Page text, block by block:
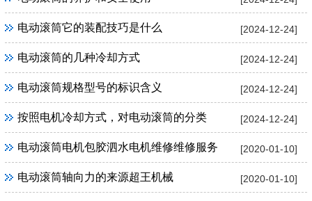
[2024-12-24]
电动滚筒它的装配技巧是什么
[2024-12-24]
电动滚筒的几种冷却方式
[2024-12-24]
电动滚筒规格型号的标识含义
[2024-12-24]
按照电机冷却方式，对电动滚筒的分类
[2020-01-10]
电动滚筒电机包胶泗水电机维修维修服务
[2020-01-10]
电动滚筒轴向力的来源超王机械